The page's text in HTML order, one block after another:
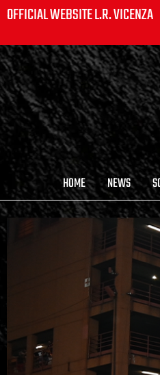
OFFICIAL WEBSITE L.R. VICENZA
HOME NEWS